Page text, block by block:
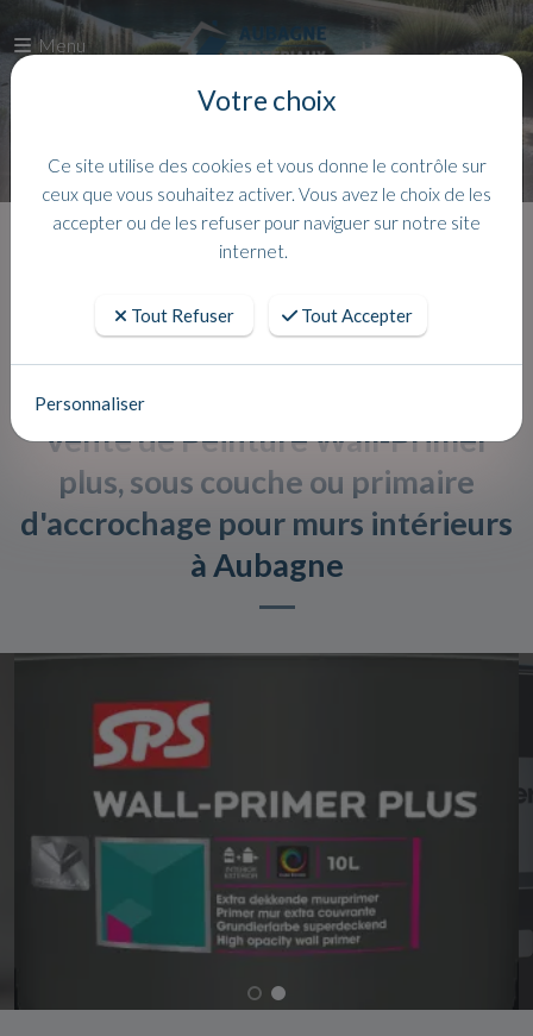
Menu
Accueil Actualites
Vente de Peinture Wall-Primer
plus, sous couche ou primaire
d'accrochage pour murs intérieurs
à Aubagne
Votre choix
Ce site utilise des cookies et vous donne le contrôle sur
ceux que vous souhaitez activer. Vous avez le choix de les
accepter ou de les refuser pour naviguer sur notre site
internet.
Tout Refuser Tout Accepter
Personnaliser